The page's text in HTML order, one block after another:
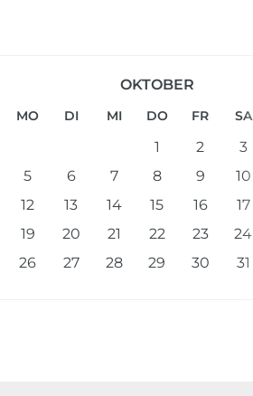
OKTOBER
MO DI MI DO FR SA
1 2 3
5
6 7 8 9 10
12
13 14 15 16 17
19
20 21 22 23 24
26
27 28 29 30 31